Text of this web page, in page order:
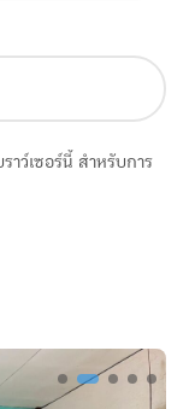
าว์เซอร์นี้ สำหรับการ
รรมพัฒนานักเรียน